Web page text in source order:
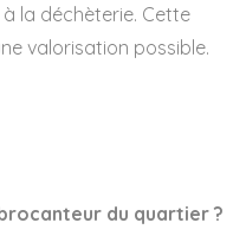
la déchèterie. Cette
valorisation possible.
du quartier ?